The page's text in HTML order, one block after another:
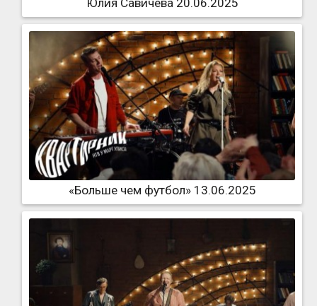
Юлия Савичева 20.06.2025
«Больше чем футбол» 13.06.2025